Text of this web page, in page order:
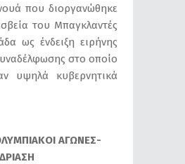
που διοργανώθηκε
του Μπαγκλαντές
ως ένδειξη ειρήνης
στο οποίο
υψηλά κυβερνητικά
ΑΓΩΝΕΣ-